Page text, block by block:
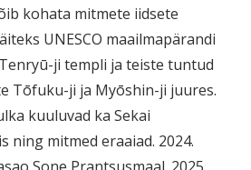
kohata mitmete iidsete
UNESCO maailmapärandi
ji templi ja teiste tuntud
Tōfuku-ji ja Myōshin-ji juures.
kuuluvad ka Sekai
ning mitmed eraaiad. 2024.